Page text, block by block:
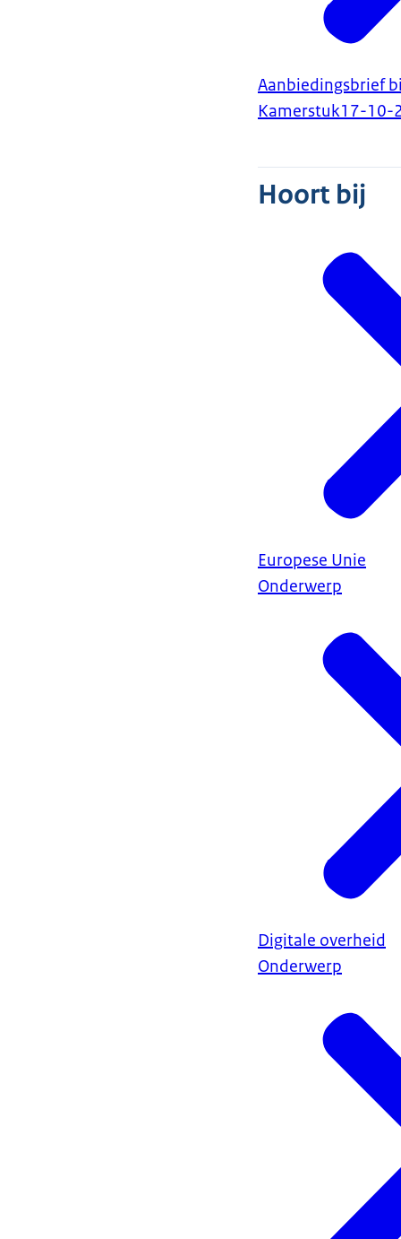
Aanbiedingsbrief
Kamerstuk17-10-
Hoort bij
Europese Unie
Onderwerp
Digitale overheid
Onderwerp